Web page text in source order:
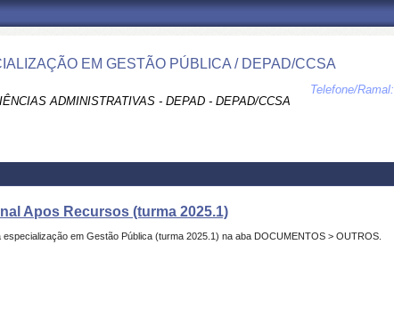
EM GESTÃO PÚBLICA / DEPAD/CCSA
ADMINISTRATIVAS - DEPAD - DEPAD/CCSA
Telefone/Ramal:
Apos Recursos (turma 2025.1)
em Gestão Pública (turma 2025.1) na aba DOCUMENTOS > OUTROS.